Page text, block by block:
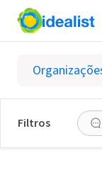
Filtros